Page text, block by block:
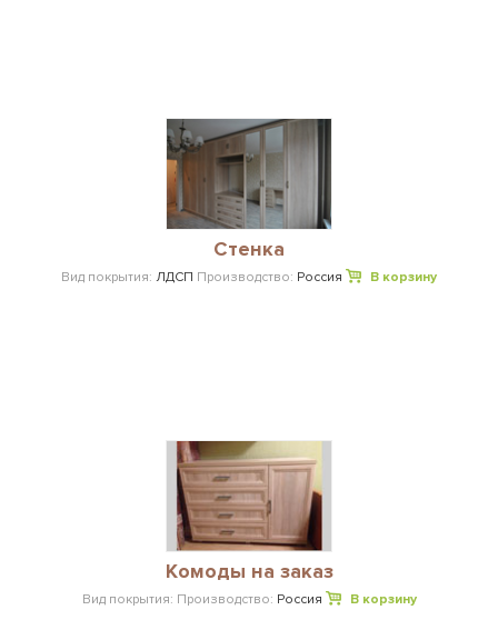
Стенка
Вид покрытия: ЛДСП Производство: Россия В корзину
Комоды на заказ
Вид покрытия: Производство: Россия В корзину